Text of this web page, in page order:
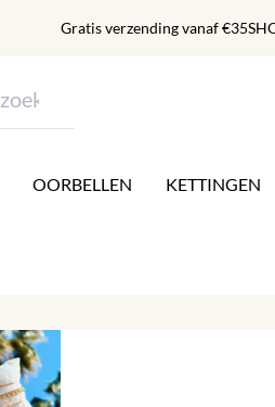
Gratis verzending vanaf €35
OORBELLEN KETTINGEN